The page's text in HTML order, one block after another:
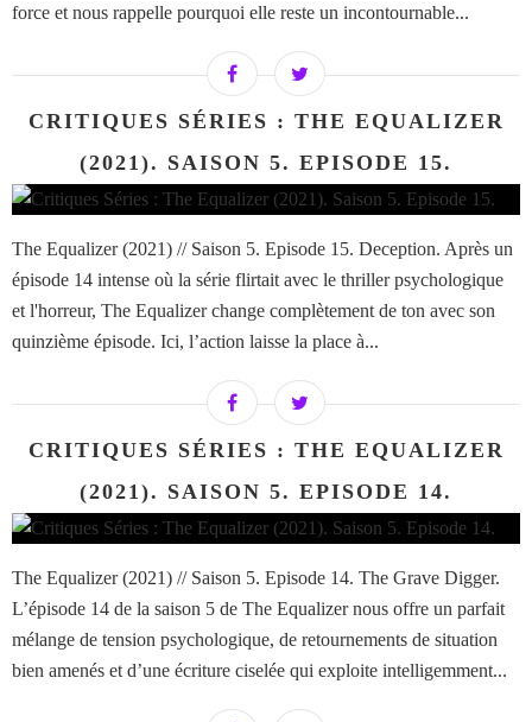
force et nous rappelle pourquoi elle reste un incontournable...
CRITIQUES SÉRIES : THE EQUALIZER
(2021). SAISON 5. EPISODE 15.
The Equalizer (2021) // Saison 5. Episode 15. Deception. Après un
épisode 14 intense où la série flirtait avec le thriller psychologique
et l'horreur, The Equalizer change complètement de ton avec son
quinzième épisode. Ici, l’action laisse la place à...
CRITIQUES SÉRIES : THE EQUALIZER
(2021). SAISON 5. EPISODE 14.
The Equalizer (2021) // Saison 5. Episode 14. The Grave Digger.
L’épisode 14 de la saison 5 de The Equalizer nous offre un parfait
mélange de tension psychologique, de retournements de situation
bien amenés et d’une écriture ciselée qui exploite intelligemment...